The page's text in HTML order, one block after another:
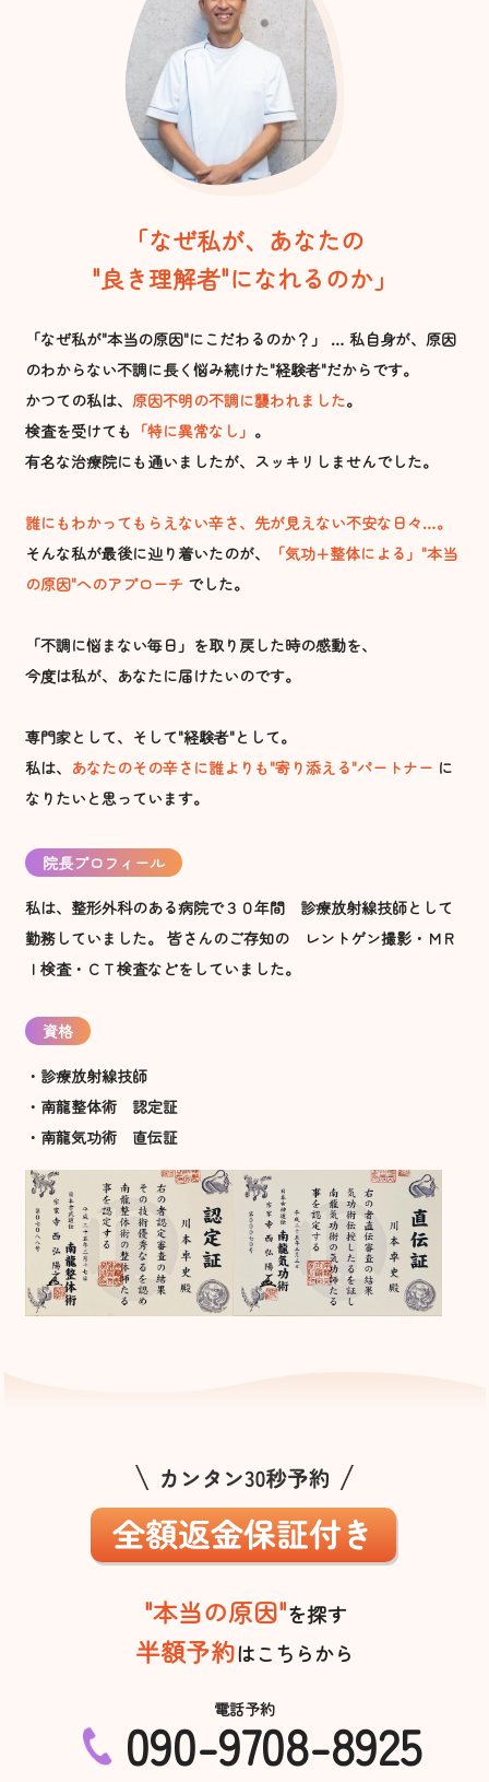
「なぜ私が、あなたの
"良き理解者"になれるのか」
「なぜ私が"本当の原因"にこだわるのか？」 … 私自身が、原因
のわからない不調に長く悩み続けた"経験者"だからです。
かつての私は、原因不明の不調に襲われました。
検査を受けても 「特に異常なし」 。
有名な治療院にも通いましたが、スッキリしませんでした。
誰にもわかってもらえない辛さ、先が見えない不安な日々…。
そんな私が最後に辿り着いたのが、
「気功+整体による」"本当
の原因"へのアプローチ でした。
「不調に悩まない毎日」を取り戻した時の感動を、
今度は私が、あなたに届けたいのです。
専門家として、そして"経験者"として。
私は、 あなたのその辛さに誰よりも"寄り添える"パートナー に
なりたいと思っています。
院長プロフィール
私は、整形外科のある病院で３０年間 診療放射線技師として
勤務していました。 皆さんのご存知の レントゲン撮影・ＭＲ
Ｉ検査・ＣＴ検査などをしていました。
資格
・診療放射線技師
・南龍整体術 認定証
・南龍気功術 直伝証
"本当の原因"を探す
半額予約はこちらから
電話予約
090-9708-8925